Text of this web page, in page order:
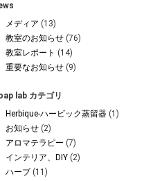
メディア (13)
教室のお知らせ (76)
教室レポート (14)
重要なお知らせ (9)
lab カテゴリ
Herbique-ハービック蒸留器 (1)
お知らせ (2)
アロマテラピー (7)
インテリア、DIY (2)
ハーブ (11)